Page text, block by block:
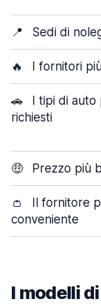
📍 Sedi di
🔥 I fornitori
🚗
I tipi di auto
richiesti
🤑 Prezzo più
👛
Il fornitore
conveniente
I modelli